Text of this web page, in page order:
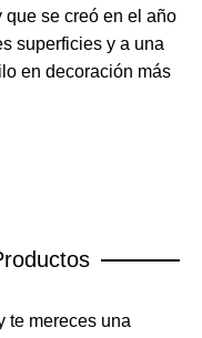
que se creó en el año
superficies y a una
en decoración más
te mereces una